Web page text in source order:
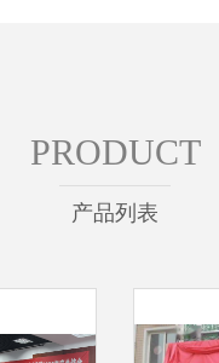
PRODUCT
产品列表